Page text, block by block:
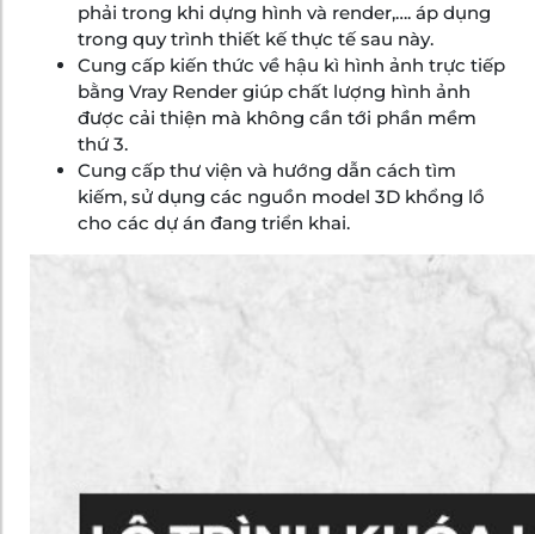
phải trong khi dựng hình và render,…. áp dụng
trong quy trình thiết kế thực tế sau này.
Cung cấp kiến thức về hậu kì hình ảnh trực tiếp
bằng Vray Render giúp chất lượng hình ảnh
được cải thiện mà không cần tới phần mềm
thứ 3.
Cung cấp thư viện và hướng dẫn cách tìm
kiếm, sử dụng các nguồn model 3D khổng lồ
cho các dự án đang triển khai.